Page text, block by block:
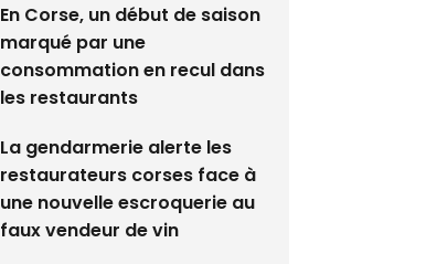
En Corse, un début de saison
marqué par une
consommation en recul dans
les restaurants
La gendarmerie alerte les
restaurateurs corses face à
une nouvelle escroquerie au
faux vendeur de vin